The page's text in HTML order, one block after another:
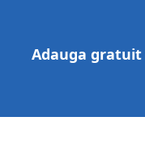
Adauga